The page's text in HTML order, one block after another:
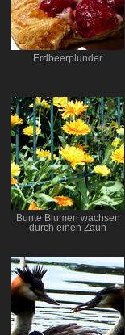
Erdbeerplunder
Bunte Blumen wachsen
durch einen Zaun